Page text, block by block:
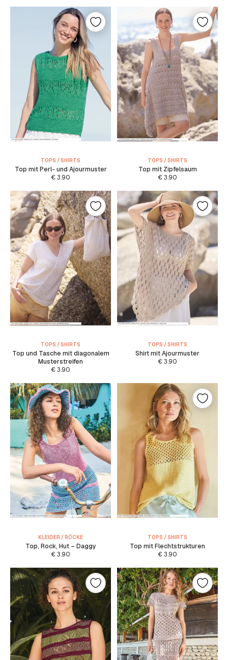
TOPS / SHIRTS
Top mit Perl- und Ajourmuster
€3.90
TOPS / SHIRTS
Top mit Zipfelsaum
€3.90
TOPS / SHIRTS
Top und Tasche mit diagonalem
Musterstreifen
€3.90
TOPS / SHIRTS
Shirt mit Ajourmuster
€3.90
KLEIDER / RÖCKE
Top, Rock, Hut – Daggy
€3.90
TOPS / SHIRTS
Top mit Flechtstrukturen
€3.90